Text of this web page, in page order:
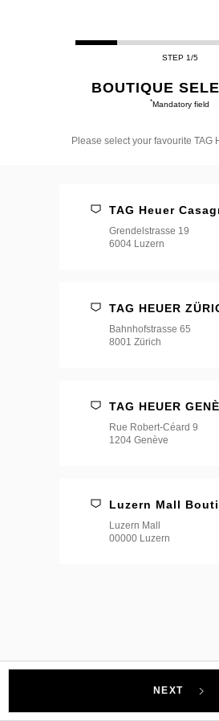
STEP 1/5
BOUTIQUE
*Mandatory field
Please select your favourite TAG
favourite
TAG Heuer
Grendelstrasse 19
6004 Luzern
TAG HEUER
Bahnhofstrasse 65
8001 Zürich
TAG HEUER
Rue Robert-Céard 9
1204 Genève
Luzern Mall
Luzern Mall
00000 Luzern
NEXT